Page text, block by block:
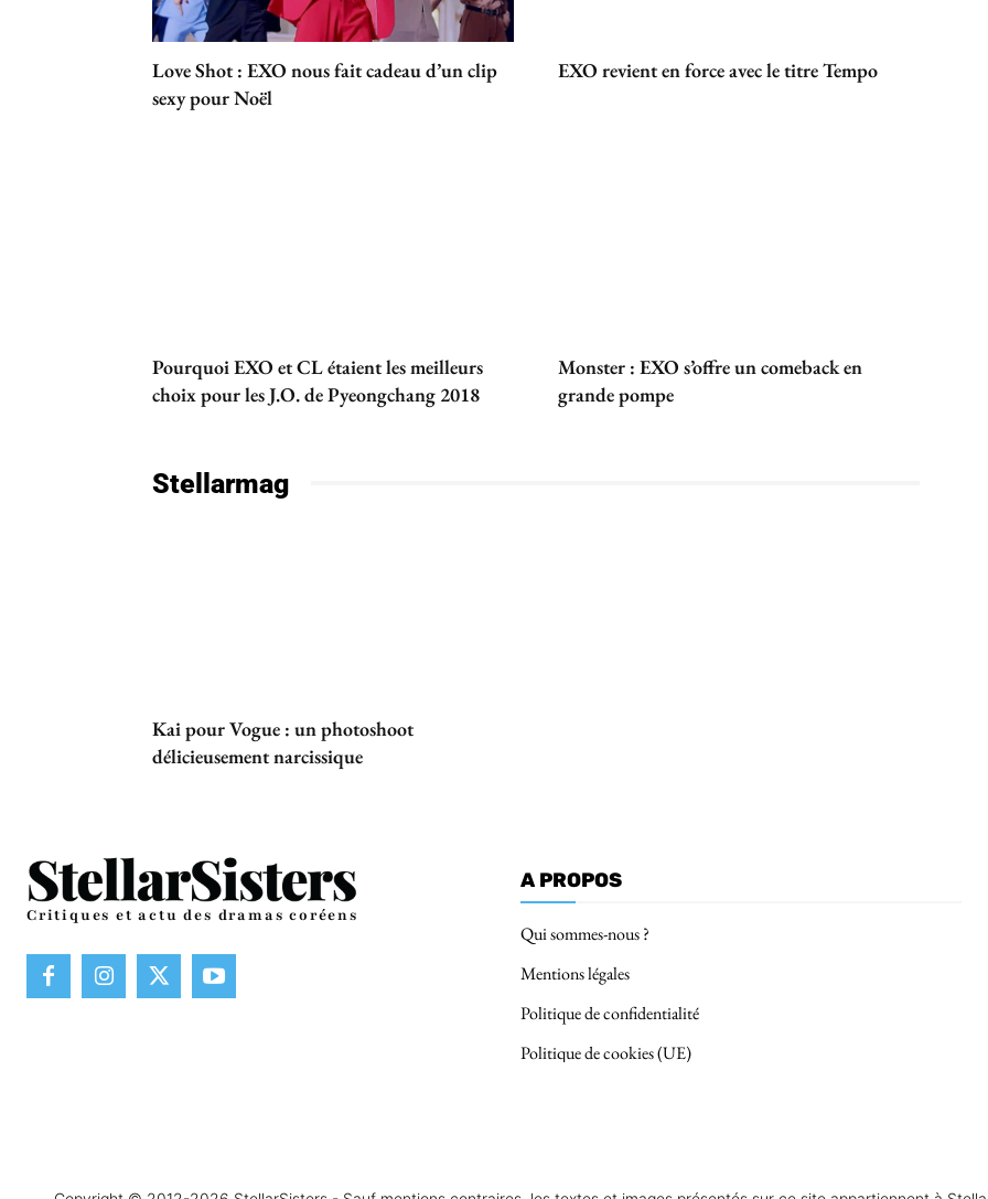
Love Shot : EXO nous fait cadeau d’un clip
sexy pour Noël
EXO revient en force avec le titre Tempo
Pourquoi EXO et CL étaient les meilleurs
choix pour les J.O. de Pyeongchang 2018
Monster : EXO s’offre un comeback en
grande pompe
Stellarmag
Kai pour Vogue : un photoshoot
délicieusement narcissique
Critiques et actu des dramas coréens
A PROPOS
Qui sommes-nous ?
Mentions légales
Politique de confidentialité
Politique de cookies (UE)